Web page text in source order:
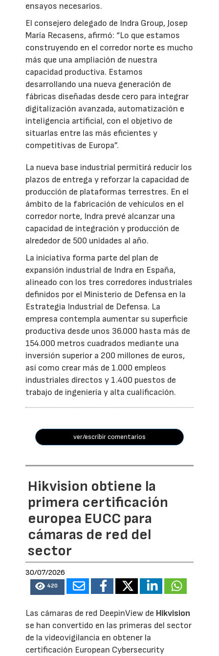
ensayos necesarios.
El consejero delegado de Indra Group, Josep
María Recasens, afirmó: “Lo que estamos
construyendo en el corredor norte es mucho
más que una ampliación de nuestra
capacidad productiva. Estamos
desarrollando una nueva generación de
fábricas diseñadas desde cero para integrar
digitalización avanzada, automatización e
inteligencia artificial, con el objetivo de
situarlas entre las más eficientes y
competitivas de Europa”.
La nueva base industrial permitirá reducir los
plazos de entrega y reforzar la capacidad de
producción de plataformas terrestres. En el
ámbito de la fabricación de vehículos en el
corredor norte, Indra prevé alcanzar una
capacidad de integración y producción de
alrededor de 500 unidades al año.
La iniciativa forma parte del plan de
expansión industrial de Indra en España,
alineado con los tres corredores industriales
definidos por el Ministerio de Defensa en la
Estrategia Industrial de Defensa. La
empresa contempla aumentar su superficie
productiva desde unos 36.000 hasta más de
154.000 metros cuadrados mediante una
inversión superior a 200 millones de euros,
así como crear más de 1.000 empleos
industriales directos y 1.400 puestos de
trabajo de ingeniería y alta cualificación.
ver/escribir comentarios
Hikvision obtiene la
primera certificación
europea EUCC para
cámaras de red del
sector
30/07/2026
420
Las cámaras de red DeepinView de Hikvision
se han convertido en las primeras del sector
de la videovigilancia en obtener la
certificación European Cybersecurity